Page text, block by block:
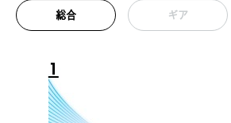
総合 ギア
1